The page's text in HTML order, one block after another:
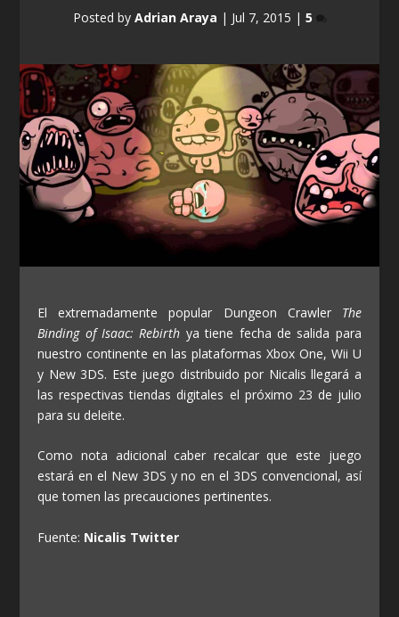
Posted by Adrian Araya | Jul 7, 2015 | 5
El extremadamente popular Dungeon Crawler The
Binding of Isaac: Rebirth ya tiene fecha de salida para
nuestro continente en las plataformas Xbox One, Wii U
y New 3DS. Este juego distribuido por Nicalis llegará a
las respectivas tiendas digitales el próximo 23 de julio
para su deleite.
Como nota adicional caber recalcar que este juego
estará en el New 3DS y no en el 3DS convencional, así
que tomen las precauciones pertinentes.
Fuente: Nicalis Twitter